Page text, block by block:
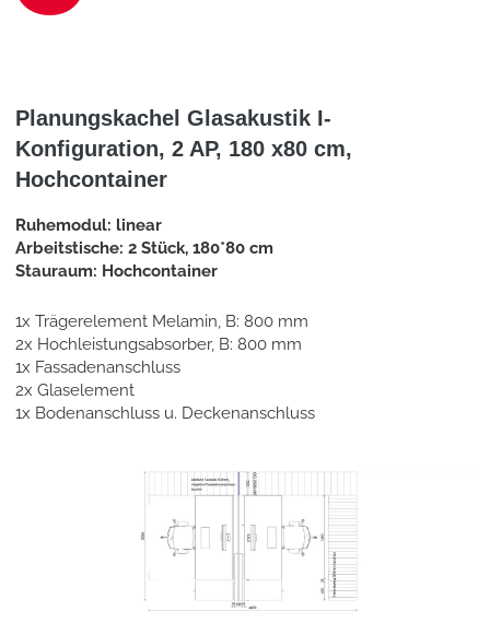
Planungskachel Glasakustik I-
Konfiguration, 2 AP, 180 x80 cm,
Hochcontainer
Ruhemodul: linear
Arbeitstische: 2 Stück, 180*80 cm
Stauraum: Hochcontainer
1x Trägerelement Melamin, B: 800 mm
2x Hochleistungsabsorber, B: 800 mm
1x Fassadenanschluss
2x Glaselement
1x Bodenanschluss u. Deckenanschluss